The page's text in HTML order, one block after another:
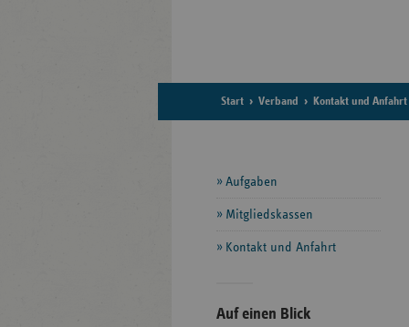
Start Verband Kontakt und Anfahrt
Seitennavigation
Aufgaben
Mitgliedskassen
Kontakt und Anfahrt
Seitenleiste
Auf einen Blick